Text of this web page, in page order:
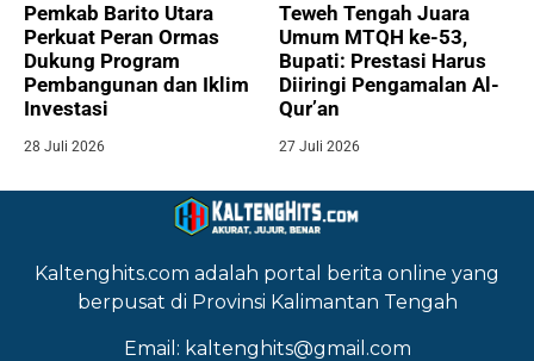
Pemkab Barito Utara
Perkuat Peran Ormas
Dukung Program
Pembangunan dan Iklim
Investasi
28 Juli 2026
Teweh Tengah Juara
Umum MTQH ke-53,
Bupati: Prestasi Harus
Diiringi Pengamalan Al-
Qur’an
27 Juli 2026
Kaltenghits.com adalah portal berita online yang
berpusat di Provinsi Kalimantan Tengah
Email: kaltenghits@gmail.com